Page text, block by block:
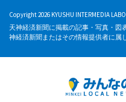
Copyright 2026 KYUSHU INTERMEDIA
天神経済新聞に掲載の記事・写真・図
神経済新聞またはその情報提供者に属